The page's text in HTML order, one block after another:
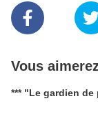
Vous
*** "Le gardien de